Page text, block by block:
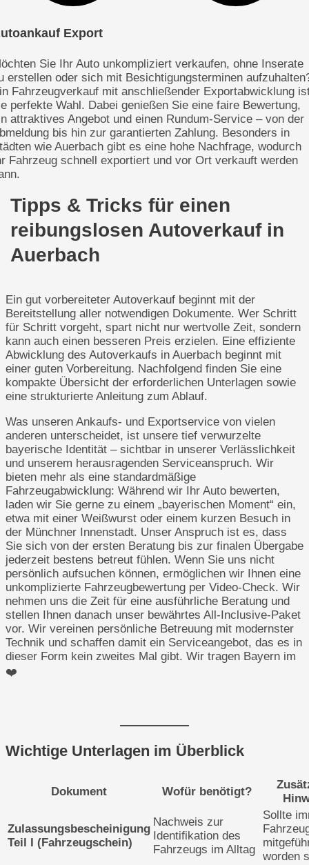
Export
Sie Ihr Auto unkompliziert verkaufen, ohne Inserate
erstellen oder sich mit Besichtigungsterminen
Fahrzeugverkauf mit anschließender Exportabwicklung
perfekte Wahl. Dabei genießen Sie eine faire Bewertung,
attraktives Angebot und einen Rundum-Service – von der
bis hin zur garantierten Zahlung. Besonders in
wie Auerbach gibt es eine hohe Nachfrage, wodurch
Fahrzeug schnell exportiert und vor Ort verkauft werden
Tipps & Tricks für einen
reibungslosen Autoverkauf in
Auerbach
Ein gut vorbereiteter Autoverkauf beginnt mit der
Bereitstellung aller notwendigen Dokumente. Wer Schritt
für Schritt vorgeht, spart nicht nur wertvolle Zeit, sondern
kann auch einen besseren Preis erzielen. Eine effiziente
Abwicklung des Autoverkaufs in Auerbach beginnt mit
einer guten Vorbereitung. Nachfolgend finden Sie eine
kompakte Übersicht der erforderlichen Unterlagen sowie
eine strukturierte Anleitung zum Ablauf.
Was unseren Ankaufs- und Exportservice von vielen
anderen unterscheidet, ist unsere tief verwurzelte
bayerische Identität – sichtbar in unserer Verlässlichkeit
und unserem herausragenden Serviceanspruch. Wir
bieten mehr als eine standardmäßige
Fahrzeugabwicklung: Während wir Ihr Auto bewerten,
laden wir Sie gerne zu einem „bayerischen Moment“ ein,
etwa mit einer Weißwurst oder einem kurzen Besuch in
der Münchner Innenstadt. Unser Anspruch ist es, dass
Sie sich von der ersten Beratung bis zur finalen Übergabe
jederzeit bestens betreut fühlen. Wenn Sie uns nicht
persönlich aufsuchen können, ermöglichen wir Ihnen eine
unkomplizierte Fahrzeugbewertung per Video-Check. Wir
nehmen uns die Zeit für eine ausführliche Beratung und
stellen Ihnen danach unser bewährtes All-Inclusive-Paket
vor. Wir vereinen persönliche Betreuung mit modernster
Technik und schaffen damit ein Serviceangebot, das es in
dieser Form kein zweites Mal gibt. Wir tragen Bayern im
❤️
Wichtige Unterlagen im Überblick
Dokument Wofür benötigt?
Zulassungsbescheinigung
Teil I (Fahrzeugschein)
Nachweis zur
Identifikation des
Fahrzeugs im Alltag
Sollte
worden